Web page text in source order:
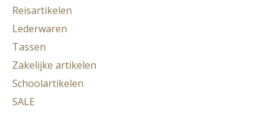
Reisartikelen
Lederwaren
Tassen
Zakelijke artikelen
Schoolartikelen
SALE